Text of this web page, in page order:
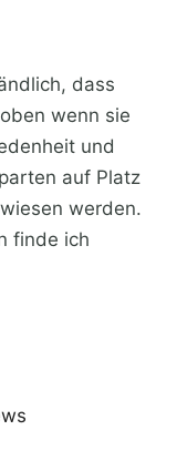
dass
wenn sie
und
auf Platz
werden.
finde ich